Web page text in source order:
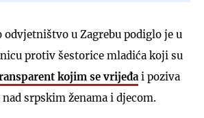
odvjetništvo u Zagrebu podiglo je u
protiv šestorice mladića koji su
kojim se vrijeđa i poziva
srpskim ženama i djecom.